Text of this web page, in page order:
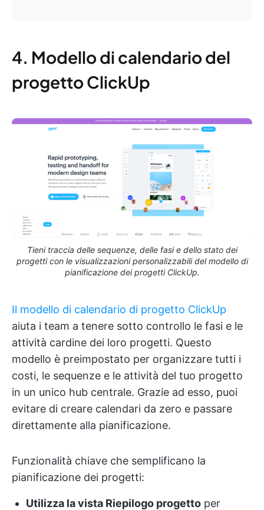
4. Modello di calendario del
progetto ClickUp
Tieni traccia delle sequenze, delle fasi e dello stato dei
progetti con le visualizzazioni personalizzabili del modello di
pianificazione dei progetti ClickUp.
Il modello di calendario di progetto ClickUp
aiuta i team a tenere sotto controllo le fasi e le
attività cardine dei loro progetti. Questo
modello è preimpostato per organizzare tutti i
costi, le sequenze e le attività del tuo progetto
in un unico hub centrale. Grazie ad esso, puoi
evitare di creare calendari da zero e passare
direttamente alla pianificazione.
Funzionalità chiave che semplificano la
pianificazione dei progetti:
Utilizza la vista Riepilogo progetto per